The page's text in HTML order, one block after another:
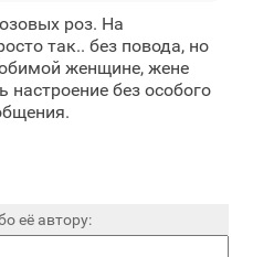
роз. На
так.. без повода, но
женщине, жене
без особого
её автору: